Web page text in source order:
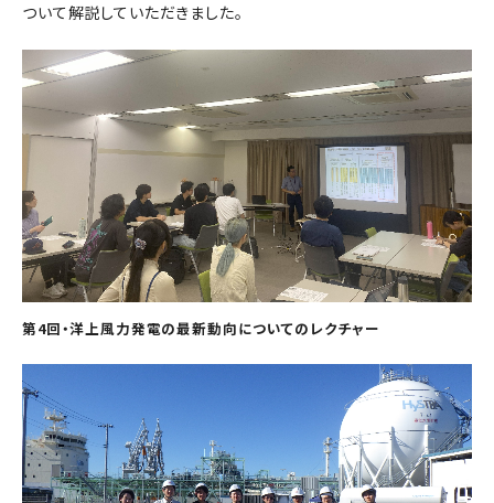
ついて解説していただきました。
第4回・洋上風力発電の最新動向についてのレクチャー